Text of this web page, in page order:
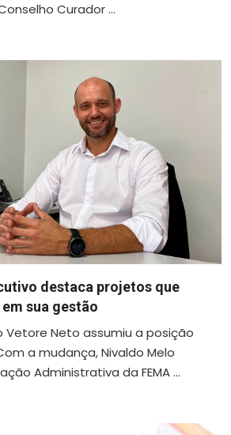
Curador ...
destaca projetos que
sua gestão
Vetore Neto assumiu a posição
a mudança, Nivaldo Melo
Administrativa da FEMA ...